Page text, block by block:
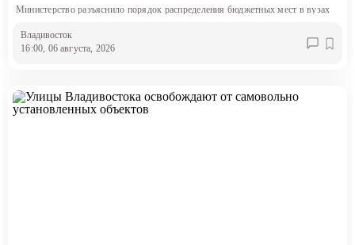
Министерство разъяснило порядок распределения бюджетных мест в вузах
Владивосток
16:00, 06 августа, 2026